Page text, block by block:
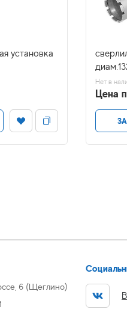
установка
Нет в
Цена
6 (Щеглино)